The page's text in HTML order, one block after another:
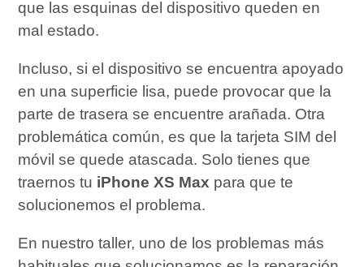
que las esquinas del dispositivo queden en
mal estado.
Incluso, si el dispositivo se encuentra apoyado
en una superficie lisa, puede provocar que la
parte de trasera se encuentre arañada. Otra
problemática común, es que la tarjeta SIM del
móvil se quede atascada. Solo tienes que
traernos tu iPhone XS Max para que te
solucionemos el problema.
En nuestro taller, uno de los problemas más